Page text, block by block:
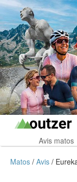
Avis matos
Matos Avis